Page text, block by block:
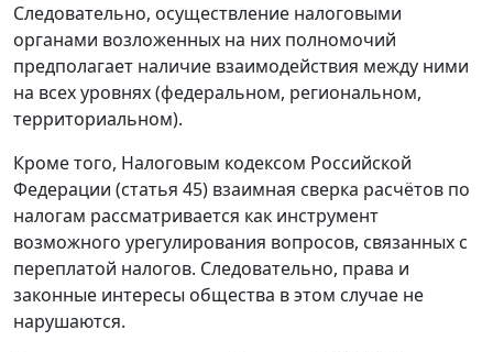
Следовательно, осуществление налоговыми
органами возложенных на них полномочий
предполагает наличие взаимодействия между ними
на всех уровнях (федеральном, региональном,
территориальном).
Кроме того, Налоговым кодексом Российской
Федерации (статья 45) взаимная сверка расчётов по
налогам рассматривается как инструмент
возможного урегулирования вопросов, связанных с
переплатой налогов. Следовательно, права и
законные интересы общества в этом случае не
нарушаются.